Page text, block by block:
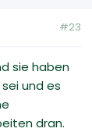
#23
sie haben
und es
dran.